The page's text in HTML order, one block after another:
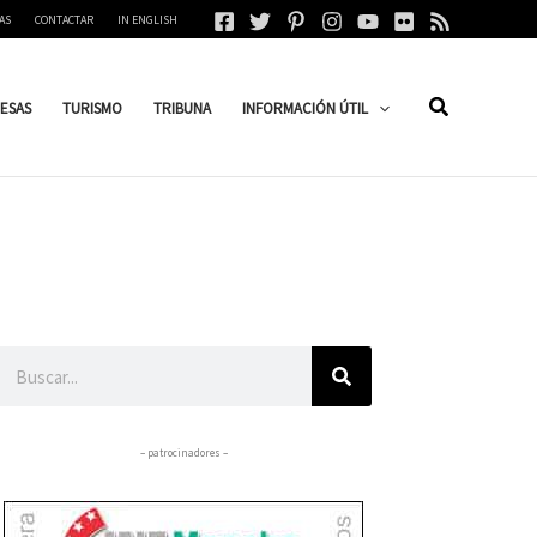
CONTACTAR IN ENGLISH
TURISMO TRIBUNA INFORMACIÓN ÚTIL
– patrocinadores –